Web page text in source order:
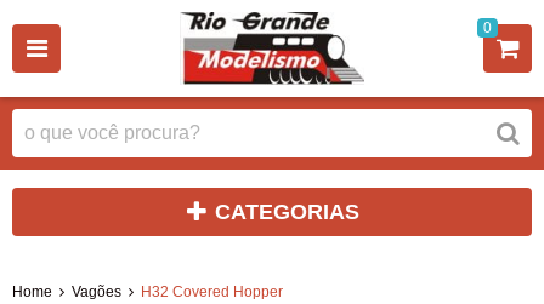
0
CATEGORIAS
Home Vagões H32 Covered Hopper